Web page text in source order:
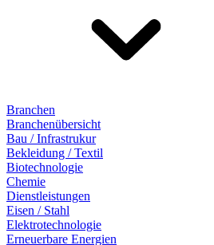
Branchen
Branchenübersicht
Bau / Infrastrukur
Bekleidung / Textil
Biotechnologie
Chemie
Dienstleistungen
Eisen / Stahl
Elektrotechnologie
Erneuerbare Energien